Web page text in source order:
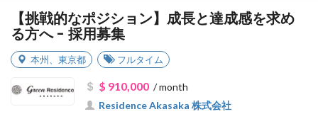
【挑戦的なポジション】成長と達成感を求め
る方へ - 採用募集
本州 東京都 フルタイム
$ 910,000/ month
Residence Akasaka 株式会社